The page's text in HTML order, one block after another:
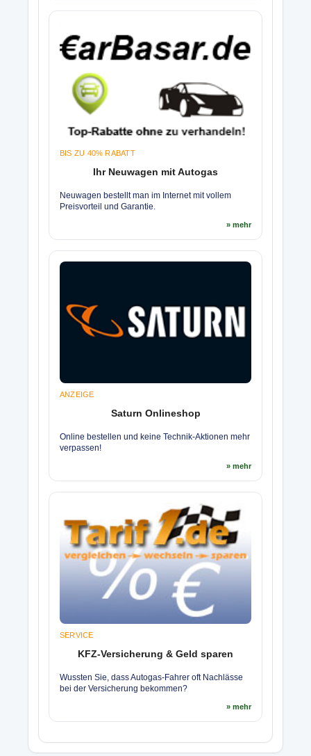
BIS ZU 40% RABATT
Ihr Neuwagen mit Autogas
Neuwagen bestellt man im Internet mit vollem
Preisvorteil und Garantie.
» mehr
ANZEIGE
Saturn Onlineshop
Online bestellen und keine Technik-Aktionen mehr
verpassen!
» mehr
SERVICE
KFZ-Versicherung & Geld sparen
Wussten Sie, dass Autogas-Fahrer oft Nachlässe
bei der Versicherung bekommen?
» mehr